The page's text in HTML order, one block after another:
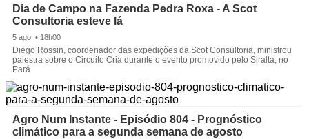
Dia de Campo na Fazenda Pedra Roxa - A Scot
Consultoria esteve lá
5 ago. • 18h00
Diego Rossin, coordenador das expedições da Scot Consultoria, ministrou
palestra sobre o Circuito Cria durante o evento promovido pelo Siralta, no
Pará.
Agro Num Instante - Episódio 804 - Prognóstico
climático para a segunda semana de agosto